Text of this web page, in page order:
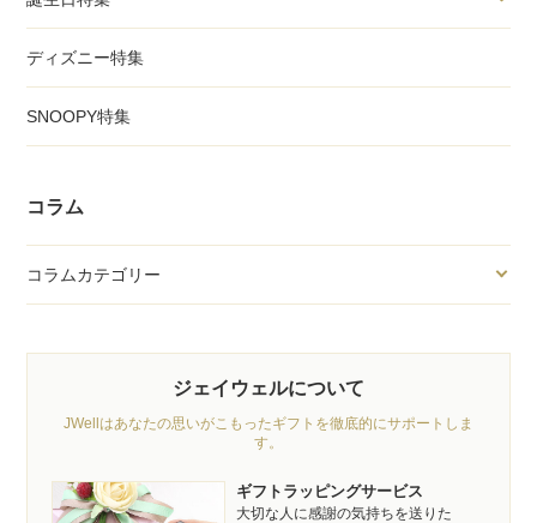
ディズニー特集
SNOOPY特集
コラム
コラムカテゴリー
ジェイウェルについて
JWellはあなたの思いがこもったギフトを徹底的にサポートしま
す。
ギフトラッピングサービス
大切な人に感謝の気持ちを送りた